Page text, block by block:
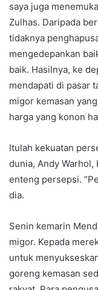
saya juga
Zulhas. Daripada
tidaknya
mengedepankan
baik. Hasilnya, ke
mendapati di pasar
migor kemasan
harga yang konon
Itulah kekuatan
dunia, Andy
enteng persepsi.
dia.
Senin kemarin
migor. Kepada
untuk
goreng kemasan